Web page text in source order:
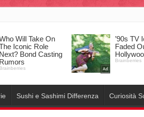
Sushi e Sashimi Differenza Curiosità